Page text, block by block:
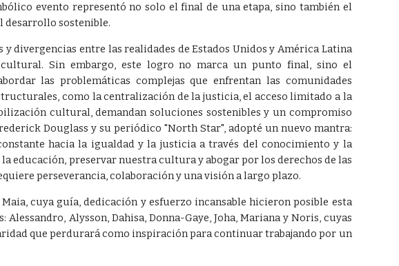
evento representó no solo el final de una etapa, sino también el
desarrollo sostenible.
divergencias entre las realidades de Estados Unidos y América Latina
Sin embargo, este logro no marca un punto final, sino el
las problemáticas complejas que enfrentan las comunidades
como la centralización de la justicia, el acceso limitado a la
cultural, demandan soluciones sostenibles y un compromiso
Douglass y su periódico "North Star", adopté un nuevo mantra:
hacia la igualdad y la justicia a través del conocimiento y la
educación, preservar nuestra cultura y abogar por los derechos de las
perseverancia, colaboración y una visión a largo plazo.
cuya guía, dedicación y esfuerzo incansable hicieron posible esta
Alysson, Dahisa, Donna-Gaye, Joha, Mariana y Noris, cuyas
que perdurará como inspiración para continuar trabajando por un